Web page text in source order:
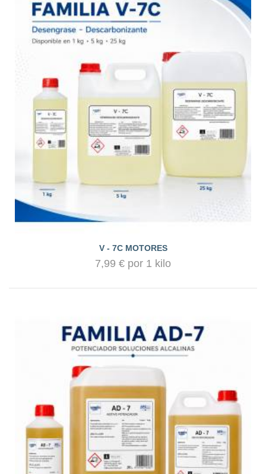
V - 7C MOTORES
7,99 € por 1 kilo